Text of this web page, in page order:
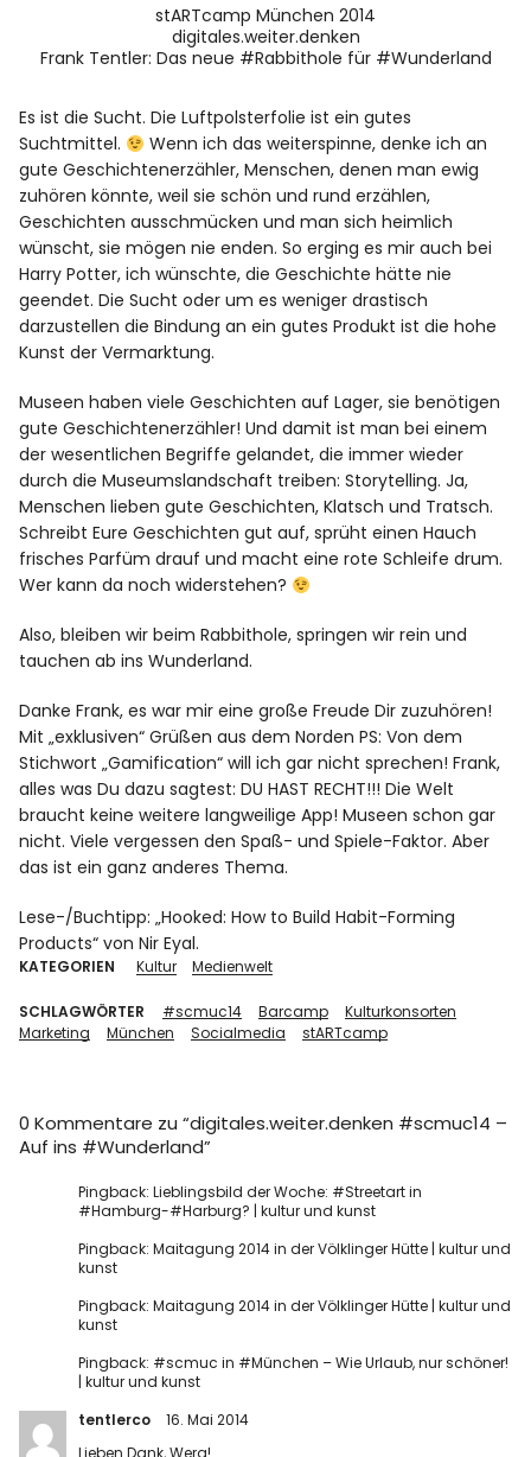
stARTcamp München 2014
digitales.weiter.denken
Frank Tentler: Das neue #Rabbithole für #Wunderland
Es ist die Sucht. Die Luftpolsterfolie ist ein gutes
Suchtmittel.
Wenn ich das weiterspinne, denke ich an
gute Geschichtenerzähler, Menschen, denen man ewig
zuhören könnte, weil sie schön und rund erzählen,
Geschichten ausschmücken und man sich heimlich
wünscht, sie mögen nie enden. So erging es mir auch bei
Harry Potter, ich wünschte, die Geschichte hätte nie
geendet. Die Sucht oder um es weniger drastisch
darzustellen die Bindung an ein gutes Produkt ist die hohe
Kunst der Vermarktung.
Museen haben viele Geschichten auf Lager, sie benötigen
gute Geschichtenerzähler! Und damit ist man bei einem
der wesentlichen Begriffe gelandet, die immer wieder
durch die Museumslandschaft treiben: Storytelling. Ja,
Menschen lieben gute Geschichten, Klatsch und Tratsch.
Schreibt Eure Geschichten gut auf, sprüht einen Hauch
frisches Parfüm drauf und macht eine rote Schleife drum.
Wer kann da noch widerstehen?
Also, bleiben wir beim Rabbithole, springen wir rein und
tauchen ab ins Wunderland.
Danke Frank, es war mir eine große Freude Dir zuzuhören!
Mit „exklusiven“ Grüßen aus dem Norden PS: Von dem
Stichwort „Gamification“ will ich gar nicht sprechen! Frank,
alles was Du dazu sagtest: DU HAST RECHT!!! Die Welt
braucht keine weitere langweilige App! Museen schon gar
nicht. Viele vergessen den Spaß- und Spiele-Faktor. Aber
das ist ein ganz anderes Thema.
Lese-/Buchtipp:„Hooked: How to Build Habit-Forming
Products“ von Nir Eyal.
KATEGORIEN Kultur Medienwelt
SCHLAGWÖRTER #scmuc14 Barcamp
Kulturkonsorten
Marketing
München Socialmedia stARTcamp
0 Kommentare zu “digitales.weiter.denken #scmuc14 –
Auf ins #Wunderland”
Pingback:Lieblingsbild der Woche: #Streetart in
#Hamburg-#Harburg? | kultur und kunst
Pingback:Maitagung 2014 in der Völklinger Hütte | kultur und
kunst
Pingback:Maitagung 2014 in der Völklinger Hütte | kultur und
kunst
Pingback: #scmuc in #München – Wie Urlaub, nur schöner!
| kultur und kunst
tentlerco
16. Mai 2014